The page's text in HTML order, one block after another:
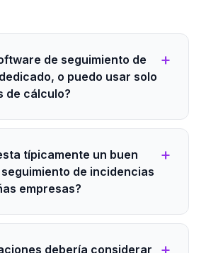
de seguimiento de
o puedo usar solo
de cálculo?
+
típicamente un buen
de incidencias
empresas?
+
debería considerar